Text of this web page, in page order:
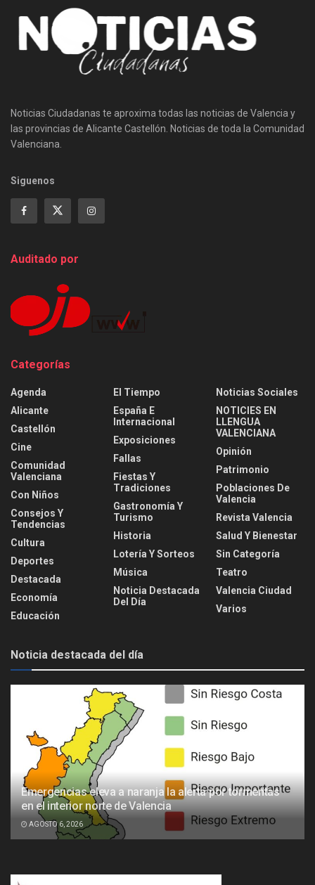
Noticias Ciudadanas te aproxima todas las noticias de Valencia y
las provincias de Alicante Castellón. Noticias de toda la Comunidad
Valenciana.
Siguenos
Auditado por
Categorías
Agenda
Alicante
Castellón
Cine
Comunidad
Valenciana
Con Niños
Consejos Y
Tendencias
Cultura
Deportes
Destacada
Economía
Educación
El Tiempo
España E
Internacional
Exposiciones
Fallas
Fiestas Y
Tradiciones
Gastronomía Y
Turismo
Historia
Lotería Y Sorteos
Música
Noticia Destacada
Del Día
Noticias Sociales
NOTICIES EN
LLENGUA
VALENCIANA
Opinión
Patrimonio
Poblaciones De
Valencia
Revista Valencia
Salud Y Bienestar
Sin Categoría
Teatro
Valencia Ciudad
Varios
Noticia destacada del día
Emergencias eleva a naranja la alerta por tormentas
en el interior norte de Valencia
AGOSTO 6, 2026